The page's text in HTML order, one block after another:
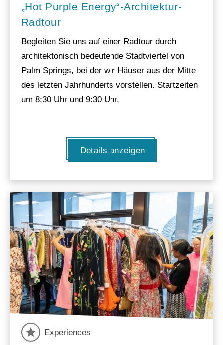
„Hot Purple Energy“-Architektur-
Radtour
Begleiten Sie uns auf einer Radtour durch
architektonisch bedeutende Stadtviertel von
Palm Springs, bei der wir Häuser aus der Mitte
des letzten Jahrhunderts vorstellen. Startzeiten
um 8:30 Uhr und 9:30 Uhr,
Details anzeigen
Experiences